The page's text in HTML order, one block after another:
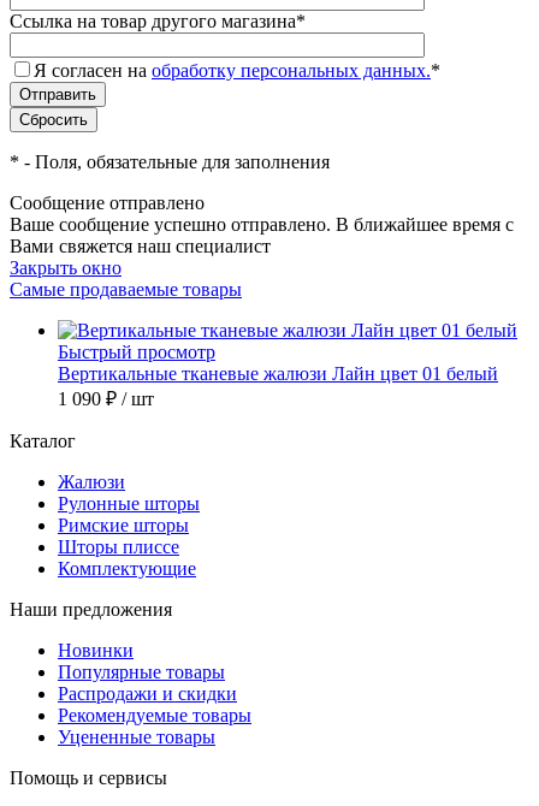
Ссылка на товар другого магазина*
Я согласен на обработку персональных данных.*
* - Поля, обязательные для заполнения
Сообщение отправлено
Ваше сообщение успешно отправлено. В ближайшее время с
Вами свяжется наш специалист
Закрыть окно
Самые продаваемые товары
Быстрый просмотр
Вертикальные тканевые жалюзи Лайн цвет 01 белый
1 090 ₽ / шт
Каталог
Жалюзи
Рулонные шторы
Римские шторы
Шторы плиссе
Комплектующие
Наши предложения
Новинки
Популярные товары
Распродажи и скидки
Рекомендуемые товары
Уцененные товары
Помощь и сервисы